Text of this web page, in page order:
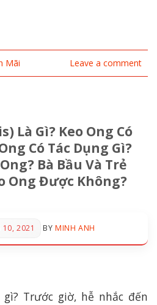
Mãi Leave a comment
Là Gì? Keo Ong Có
Có Tác Dụng Gì?
Bà Bầu Và Trẻ
Ong Được Không?
10, 2021 BYMINH ANH
gì? Trước giờ, hễ nhắc đến